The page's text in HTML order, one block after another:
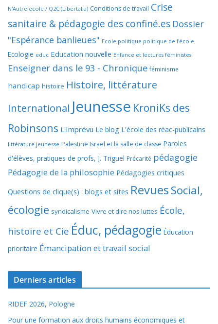
N'Autre école / Q2C (Libertalia) Conditions de travail Crise
sanitaire & pédagogie des confiné.es Dossier
"Espérance banlieues" Ecole politique politique de l'école
Ecologie educ Education nouvelle Enfance et lectures féministes
Enseigner dans le 93 - Chronique féminisme
handicap histoire Histoire, littérature
International Jeunesse KroniKs des
Robinsons L'Imprévu Le blog L'école des réac-publicains
littérature jeunesse Palestine Israël et la salle de classe Paroles
d'élèves, pratiques de profs, J. Triguel Précarité pédagogie
Pédagogie de la philosophie Pédagogies critiques
Questions de clique(s) : blogs et sites RevuesSocial,
écologie syndicalisme Vivre et dire nos luttes École,
histoire et Cie Éduc, pédagogie Éducation
prioritaire Émancipation et travail social
Derniers articles
RIDEF 2026, Pologne
Pour une formation aux droits humains économiques et